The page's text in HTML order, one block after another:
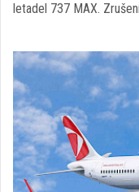
letadel 737 MAX.